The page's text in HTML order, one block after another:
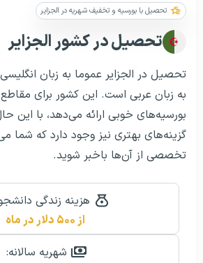
تحصیل با بورسیه و تخفیف شهریه در الجزایر
تحصیل در کشور الجزایر
تحصیل در الجزایر عموما به زبان
به زبان عربی است. این کشور برای
بورسیه‌های خوبی ارائه می‌دهد، با این
گزینه‌های بهتری نیز وجود دارد که شما
تخصصی از آن‌ها باخبر شوید.
هزینه زندگی
از ۵۰۰ دلار در ماه
شهریه سالانه: